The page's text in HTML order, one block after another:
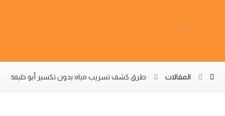
المقالات طرق كشف تسريب مياه بدون تكسير أبو حليفة